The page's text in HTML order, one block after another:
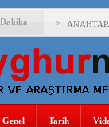
ÇİN’İN
150
Genel Tarih